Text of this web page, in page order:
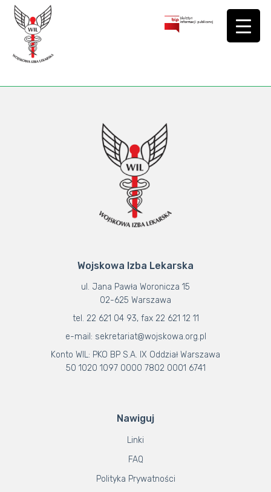
Wojskowa Izba Lekarska
ul. Jana Pawła Woronicza 15
02-625 Warszawa
tel. 22 621 04 93, fax 22 621 12 11
e-mail: sekretariat@wojskowa.org.pl
Konto WIL: PKO BP S.A. IX Oddział Warszawa
50 1020 1097 0000 7802 0001 6741
Nawiguj
Linki
FAQ
Polityka Prywatności